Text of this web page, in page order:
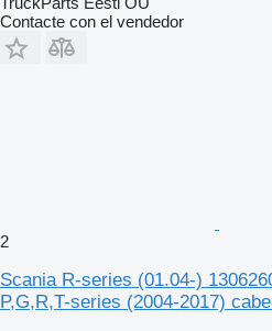
Contacte con el vendedor
2
Scania R-series (01.04-)
P,G,R,T-series (2004-2017)